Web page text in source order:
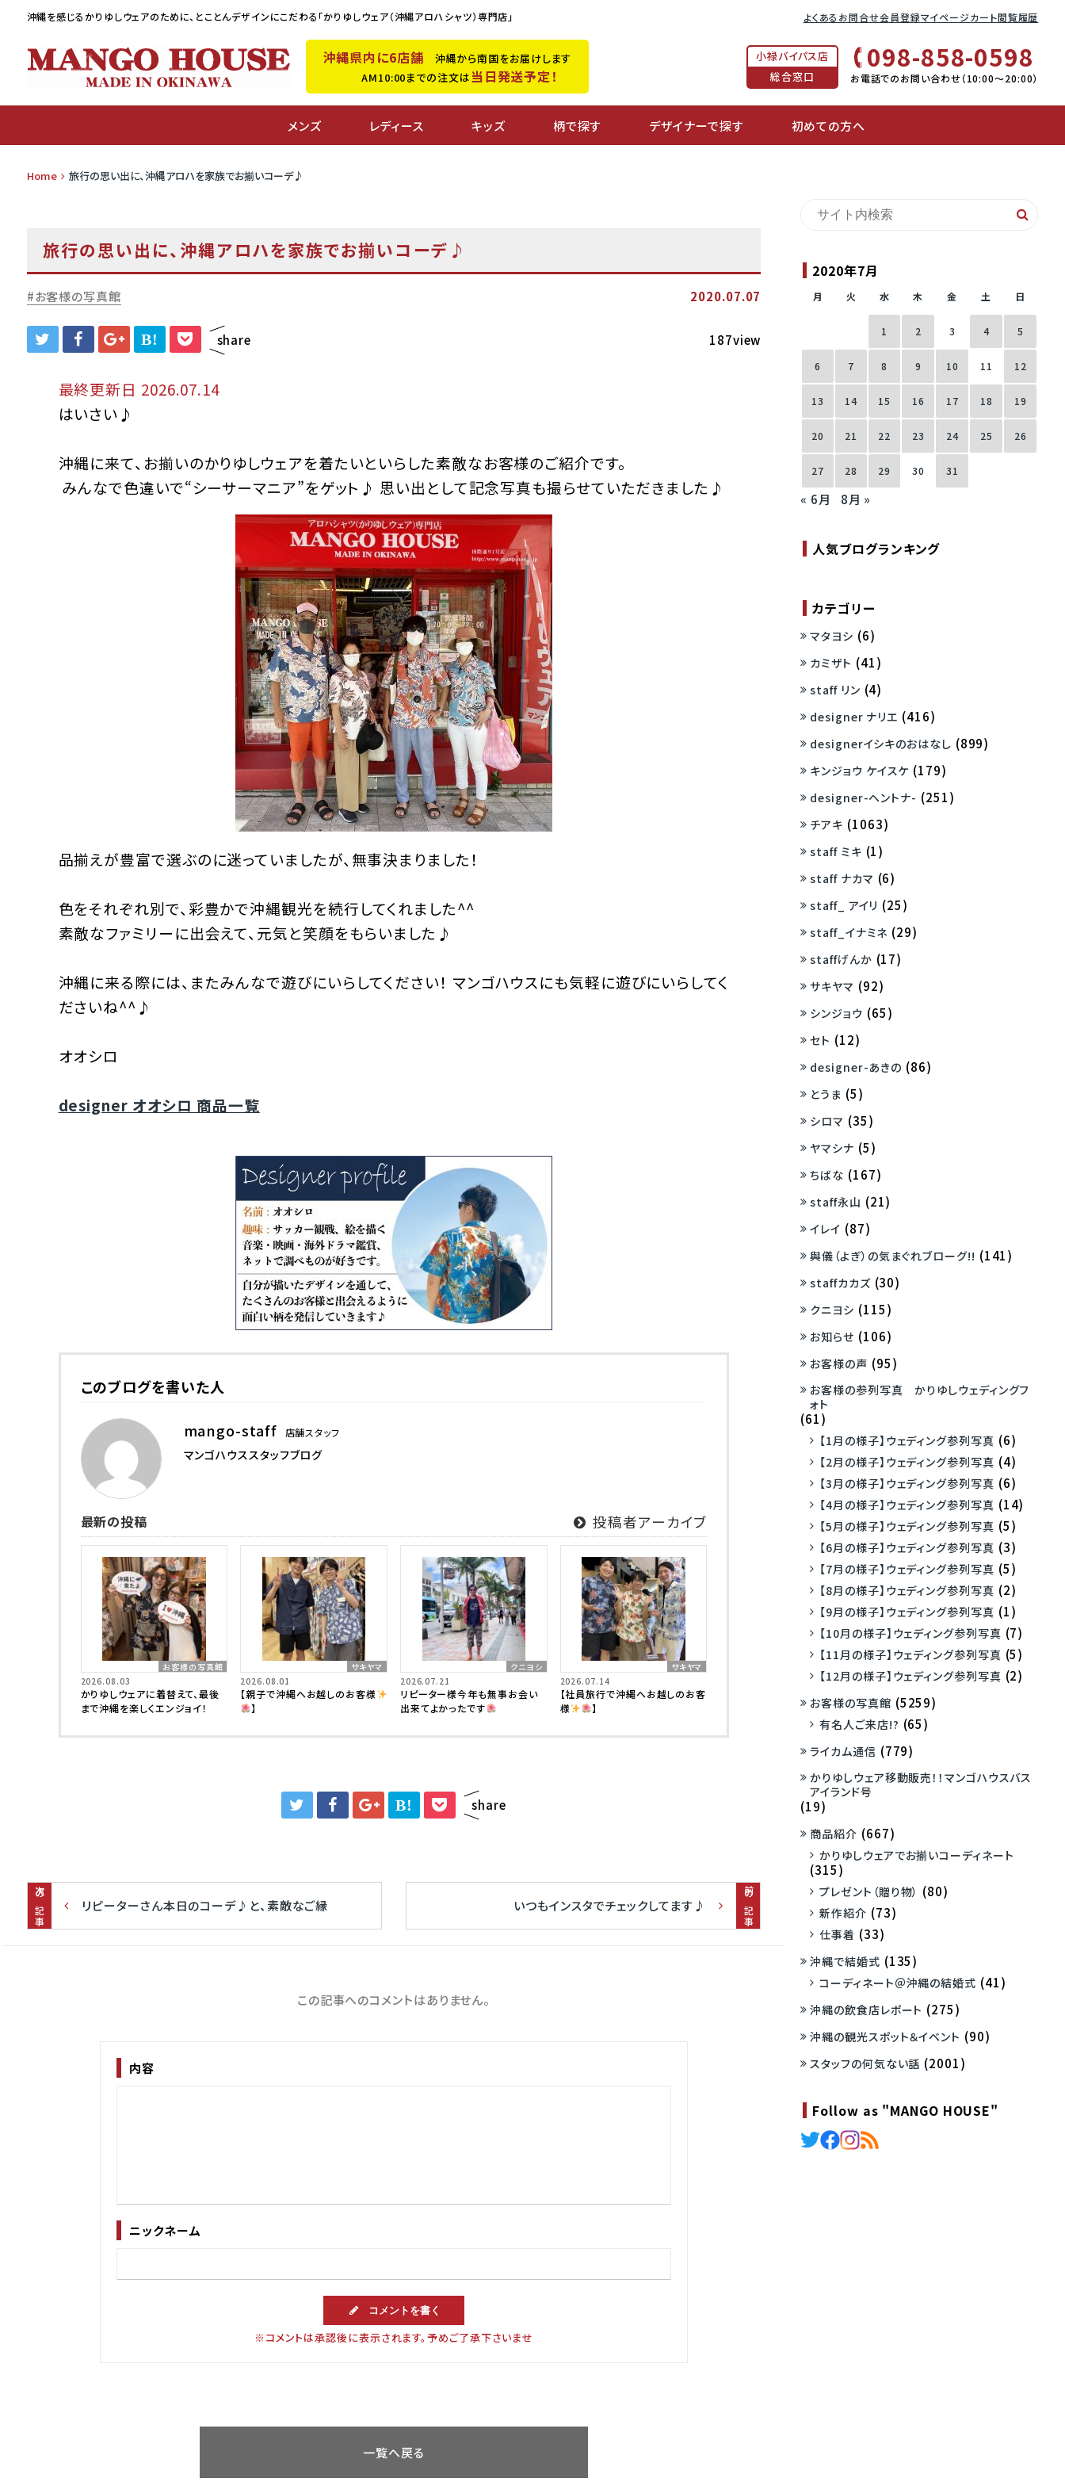
沖縄を感じるかりゆしウェアのために、 とことんデザインにこだわる「かりゆしウェア（沖縄アロハシャツ）専門店」 よくあるお問合せ会員登録マイページカート閲覧履歴
沖縄県内に6店舗 沖縄から南国をお届けします
AM10:00までの注文は当日発送予定！
小禄バイパス店
総合窓口
098-858-0598
お電話でのお問い合わせ（10:00〜20:00）
メンズ レディース キッズ 柄で探す デザイナーで探す 初めての方へ
Home 旅行の思い出に、沖縄アロハを家族でお揃いコーデ♪
旅行の思い出に、沖縄アロハを家族でお揃いコーデ♪
お客様の写真館 2020.07.07
B! share 187view
最終更新日 2026.07.14
はいさい♪
沖縄に来て、お揃いのかりゆしウェアを着たいといらした素敵なお客様のご紹介です。
みんなで色違いで“シーサーマニア”をゲット♪ 思い出として記念写真も撮らせていただきました♪
品揃えが豊富で選ぶのに迷っていましたが、無事決まりました！
色をそれぞれ別で、彩豊かで沖縄観光を続行してくれました^^
素敵なファミリーに出会えて、元気と笑顔をもらいました♪
沖縄に来る際には、またみんなで遊びにいらしてください！ マンゴハウスにも気軽に遊びにいらしてく
ださいね^^♪
オオシロ
designer オオシロ 商品一覧
このブログを書いた人
mango-staff 店舗スタッフ
マンゴハウススタッフブログ
最新の投稿 投稿者アーカイブ
お客様の写真館
2026.08.03
かりゆしウェアに着替えて、最後
まで沖縄を楽しくエンジョイ！
サキヤマ
2026.08.01
【親子で沖縄へお越しのお客様
】
クニヨシ
2026.07.21
リピーター様今年も無事お会い
出来てよかったです
サキヤマ
2026.07.14
【社員旅行で沖縄へお越しのお客
様
】
B! share
次の記事 リピーターさん本日のコーデ♪と、素敵なご縁 前の記事
いつもインスタでチェックしてます♪
この記事へのコメントはありません。
ニックネーム
内容
コメントを書く
※コメントは承認後に表示されます。予めご了承下さいませ
一覧へ戻る
2020年7月
月 火 水 木 金 土 日
1 2 3 4 5
6 7 8 9 10 11 12
13 14 15 16 17 18 19
20 21 22 23 24 25 26
27 28 29 30 31
« 6月 8月 »
人気ブログランキング
カテゴリー
マタヨシ (6)
カミザト (41)
staff リン (4)
designer ナリエ (416)
designerイシキのおはなし (899)
キンジョウ ケイスケ (179)
designer-ヘントナ- (251)
チアキ (1063)
staff ミキ (1)
staff ナカマ (6)
staff_ アイリ (25)
staff_イナミネ (29)
staffげんか (17)
サキヤマ (92)
シンジョウ (65)
セト (12)
designer-あきの (86)
とうま (5)
シロマ (35)
ヤマシナ (5)
ちばな (167)
staff永山 (21)
イレイ (87)
與儀（よぎ）の気まぐれブローグ!! (141)
staffカカズ (30)
クニヨシ (115)
お知らせ (106)
お客様の声 (95)
お客様の参列写真 かりゆしウェディングフ
ォト
(61)
【1月の様子】ウェディング参列写真 (6)
【2月の様子】ウェディング参列写真 (4)
【3月の様子】ウェディング参列写真 (6)
【4月の様子】ウェディング参列写真 (14)
【5月の様子】ウェディング参列写真 (5)
【6月の様子】ウェディング参列写真 (3)
【7月の様子】ウェディング参列写真 (5)
【8月の様子】ウェディング参列写真 (2)
【9月の様子】ウェディング参列写真 (1)
【10月の様子】ウェディング参列写真 (7)
【11月の様子】ウェディング参列写真 (5)
【12月の様子】ウェディング参列写真 (2)
お客様の写真館 (5259)
有名人ご来店!? (65)
ライカム通信 (779)
かりゆしウェア移動販売！！マンゴハウスバス
アイランド号
(19)
商品紹介 (667)
かりゆしウェアでお揃いコーディネート
(315)
プレゼント（贈り物） (80)
新作紹介 (73)
仕事着 (33)
沖縄で結婚式 (135)
コーディネート＠沖縄の結婚式 (41)
沖縄の飲食店レポート (275)
沖縄の観光スポット＆イベント (90)
スタッフの何気ない話 (2001)
Follow as "MANGO HOUSE"